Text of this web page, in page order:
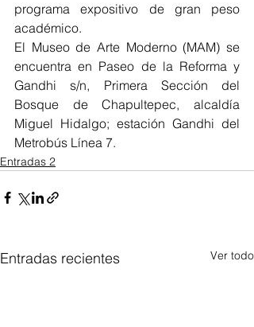
programa expositivo de gran peso
académico.
El Museo de Arte Moderno (MAM) se
encuentra en Paseo de la Reforma y
Gandhi s/n, Primera Sección del
Bosque de Chapultepec, alcaldía
Miguel Hidalgo; estación Gandhi del
Metrobús Línea 7.
Entradas 2
Entradas recientes Ver todo